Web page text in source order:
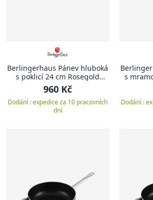
Berlingerhaus Pánev hluboká
s poklicí 24 cm Rosegold
Metallic Line
960 Kč
Dodání : expedice za 10 pracovních
dní
s
Dodání :